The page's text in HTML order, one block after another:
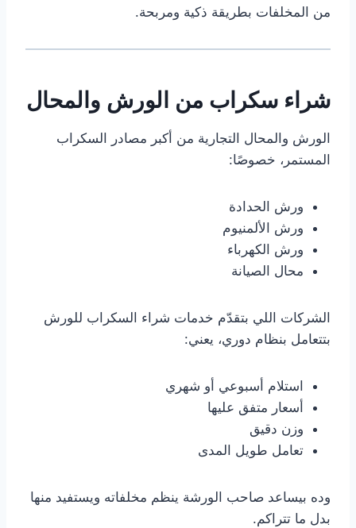
من المخلفات بطريقة ذكية ومربحة.
شراء سكراب من الورش والمحال
الورش والمحال التجارية من أكبر مصادر السكراب
المستمر، خصوصًا:
ورش الحدادة
ورش الألمنيوم
ورش الكهرباء
محال الصيانة
الشركات اللي بتقدّم خدمات شراء السكراب للورش
بتتعامل بنظام دوري، يعني:
استلام أسبوعي أو شهري
أسعار متفق عليها
وزن دقيق
تعامل طويل المدى
وده بيساعد صاحب الورشة ينظم مخلفاته ويستفيد منها
بدل ما تتراكم.